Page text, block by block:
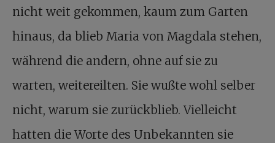
nicht weit gekommen, kaum zum Garten
hinaus, da blieb Maria von Magdala stehen,
während die andern, ohne auf sie zu
warten, weitereilten. Sie wußte wohl selber
nicht, warum sie zurückblieb. Vielleicht
hatten die Worte des Unbekannten sie